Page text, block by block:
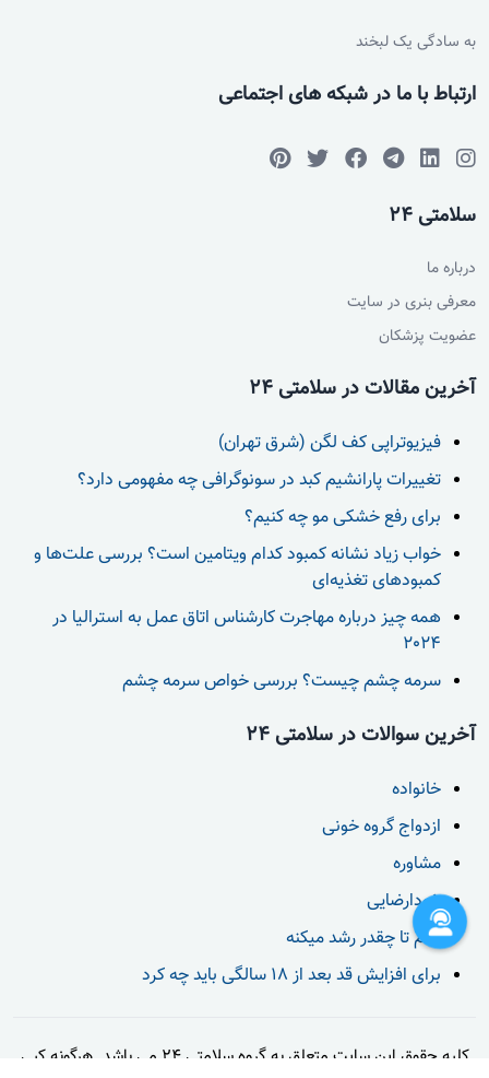
به سادگی یک لبخند
ارتباط با ما در شبکه های اجتماعی
سلامتی 24
درباره ما
معرفی بنری در سایت
عضویت پزشکان
آخرین مقالات در سلامتی 24
فیزیوتراپی کف لگن (شرق تهران)
تغییرات پارانشیم کبد در سونوگرافی چه مفهومی دارد؟
برای رفع خشکی مو چه کنیم؟
خواب زیاد نشانه کمبود کدام ویتامین است؟ بررسی علت‌ها و
کمبودهای تغذیه‌ای
همه چیز درباره مهاجرت کارشناس اتاق عمل به استرالیا در
2024
سرمه چشم چیست؟ بررسی خواص سرمه چشم
آخرین سوالات در سلامتی 24
خانواده
ازدواج گروه خونی
مشاوره
خودارضایی
قدم تا چقدر رشد میکنه
برای افزایش قد بعد از 18 سالگی باید چه کرد
کلیه حقوق این سایت متعلق به گروه سلامتی 24 می باشد. هرگونه کپی